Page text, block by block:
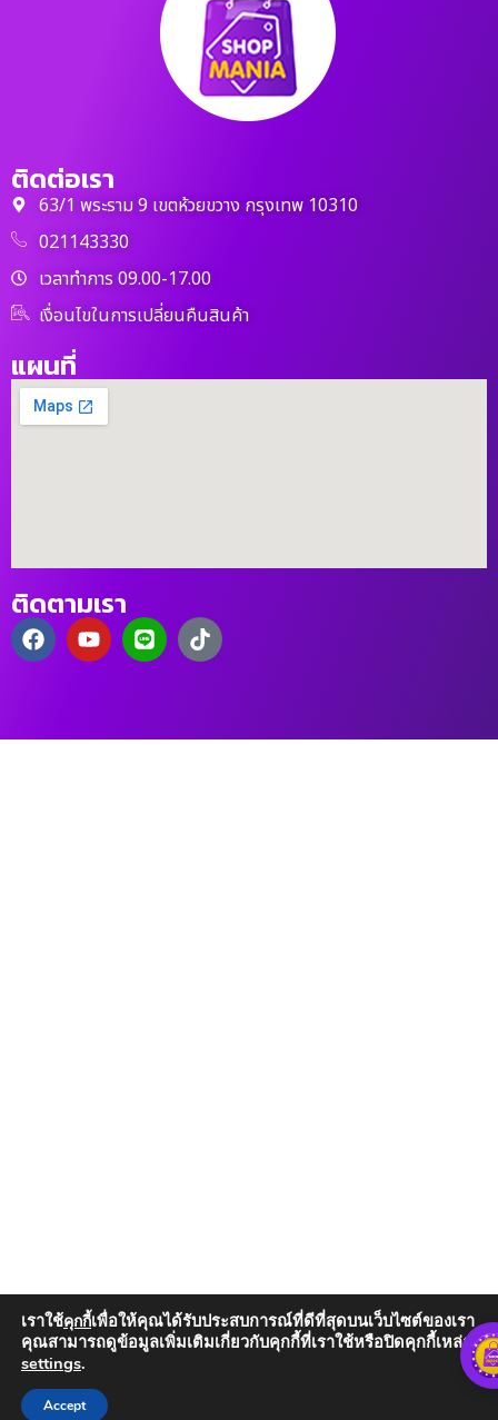
ติดต่อเรา
63/1 พระราม 9 เขตห้วยขวาง กรุงเทพ 10310
021143330
เวลาทำการ 09.00-17.00
เงื่อนไขในการเปลี่ยนคืนสินค้า
แผนที่
ติดตามเรา
เราใช้คุกกี้เพื่อให้คุณได้รับประสบการณ์ที่ดีที่สุดบนเว็บไซต์ของเรา
คุณสามารถดูข้อมูลเพิ่มเติมเกี่ยวกับคุกกี้ที่เราใช้หรือปิดคุกกี้เหล่านั้น
settings.
Accept